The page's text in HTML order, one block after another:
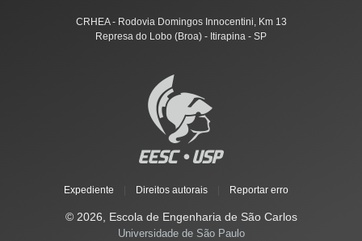
CRHEA - Rodovia Domingos Innocentini, Km 13
Represa do Lobo (Broa) - Itirapina - SP
Expediente Direitos autorais Reportar erro
© 2026, Escola de Engenharia de São Carlos
Universidade de São Paulo